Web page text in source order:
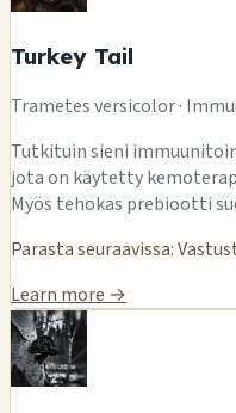
Turkey Tail
Trametes versicolor ·
Tutkituin sieni
jota on käytetty
Myös tehokas prebiootti
Parasta seuraavissa:
Learn more →